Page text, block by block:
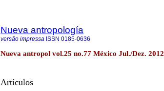
Nueva antropología
versão impressa ISSN 0185-0636
Nueva antropol vol.25 no.77 México Jul./Dez. 2012
Artículos